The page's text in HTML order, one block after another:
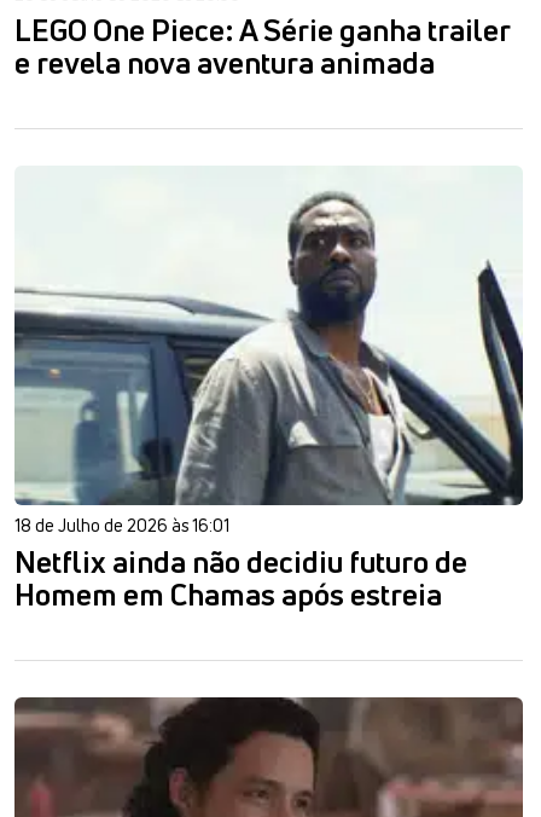
LEGO One Piece: A Série ganha trailer
e revela nova aventura animada
18 de Julho de 2026 às 16:01
Netflix ainda não decidiu futuro de
Homem em Chamas após estreia